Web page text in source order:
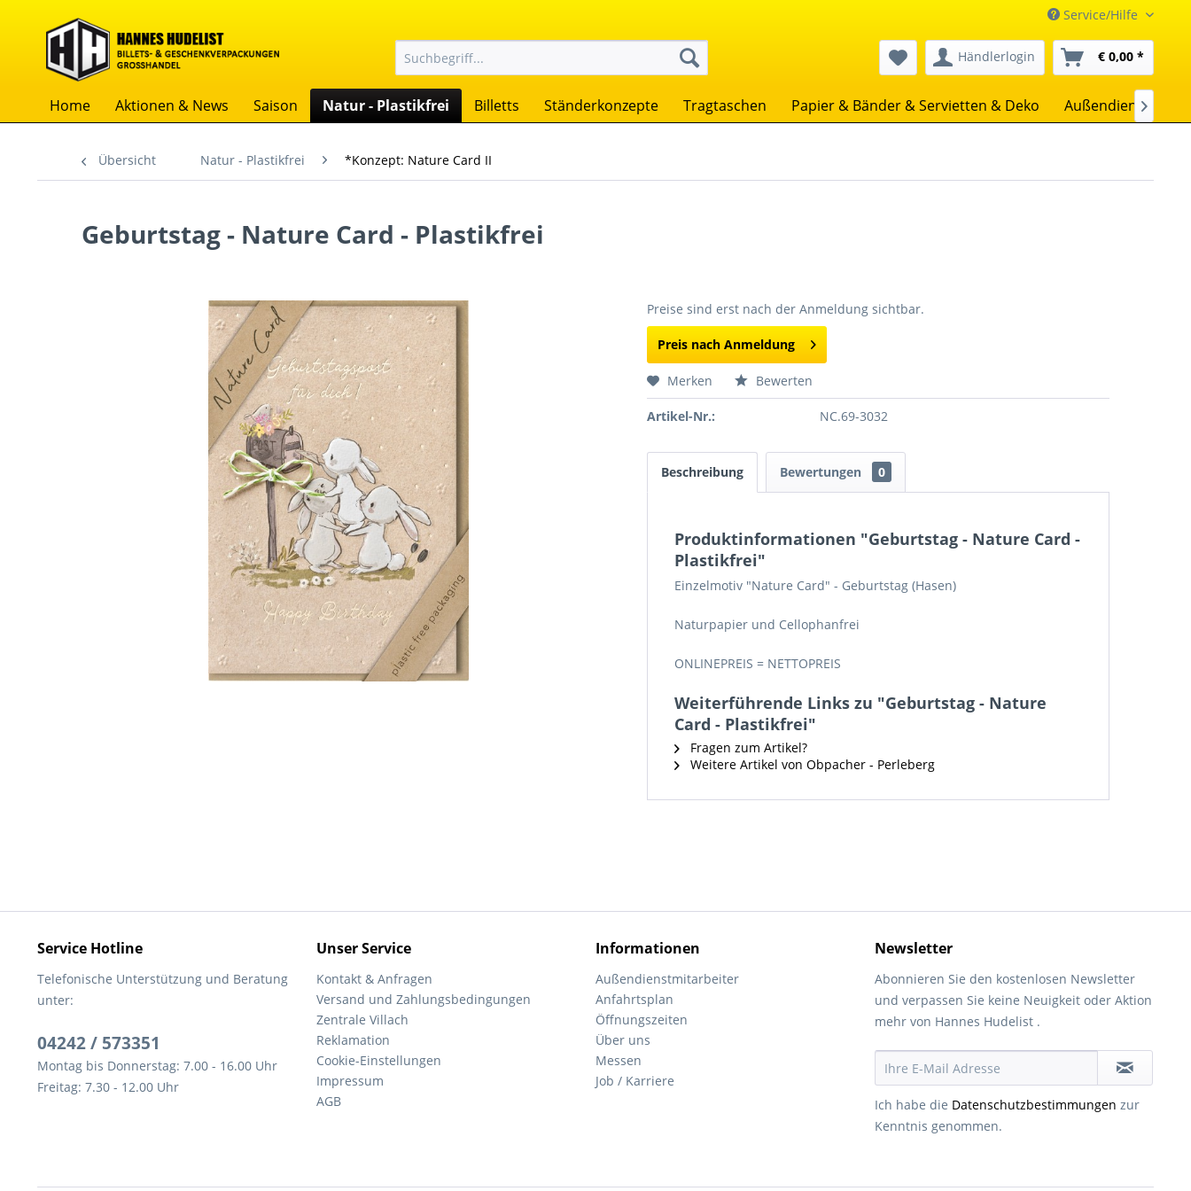
Service/Hilfe
Händlerlogin € 0,00 *
Home Aktionen & News Saison Natur - Plastikfrei Billetts Ständerkonzepte Tragtaschen Papier & Bänder & Servietten & Deko Außendienst

Übersicht Natur - Plastikfrei *Konzept: Nature Card II
Geburtstag - Nature Card - Plastikfrei
Preise sind erst nach der Anmeldung sichtbar.
Preis nach Anmeldung
Merken Bewerten
Artikel-Nr.: NC.69-3032
Beschreibung Bewertungen 0
Produktinformationen "Geburtstag - Nature Card -
Plastikfrei"
Einzelmotiv "Nature Card" - Geburtstag (Hasen)
Naturpapier und Cellophanfrei
ONLINEPREIS = NETTOPREIS
Weiterführende Links zu "Geburtstag - Nature
Card - Plastikfrei"
Fragen zum Artikel?
Weitere Artikel von Obpacher - Perleberg
Service Hotline
Telefonische Unterstützung und Beratung
unter:
04242 / 573351
Montag bis Donnerstag: 7.00 - 16.00 Uhr
Freitag: 7.30 - 12.00 Uhr
Unser Service
Kontakt & Anfragen
Versand und Zahlungsbedingungen
Zentrale Villach
Reklamation
Cookie-Einstellungen
Impressum
AGB
Informationen
Außendienstmitarbeiter
Anfahrtsplan
Öffnungszeiten
Über uns
Messen
Job / Karriere
Newsletter
Abonnieren Sie den kostenlosen Newsletter
und verpassen Sie keine Neuigkeit oder Aktion
mehr von Hannes Hudelist .
Ich habe die Datenschutzbestimmungen zur
Kenntnis genommen.